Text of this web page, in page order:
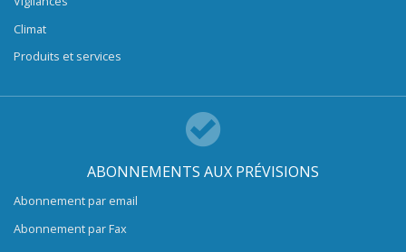
Climat
Produits et services
ABONNEMENTS AUX PRÉVISIONS
Abonnement par email
Abonnement par Fax